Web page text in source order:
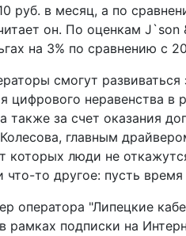
руб. в месяц, а по
он. По оценкам
на 3% по сравнению с
смогут
цифрового неравенства в
также за счет оказания
главным
которых люди не
что-то другое: пусть
оператора "Липецкие
рамках подписки на